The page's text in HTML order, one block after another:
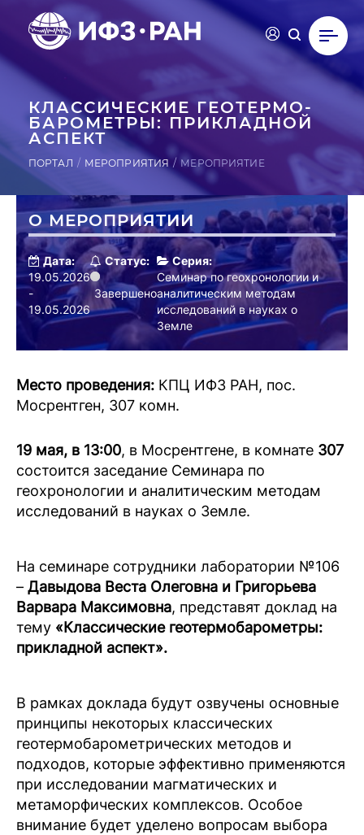
КЛАС­СИ­ЧЕС­КИЕ ГЕ­ОТЕР­МО­
БАРО­МЕТ­РЫ: ПРИК­ЛАДНОЙ
АСПЕКТ
ПОРТАЛ МЕРОПРИЯТИЯ МЕРОПРИЯТИЕ
О МЕРОПРИЯТИИ
Дата:
19.05.2026
-
19.05.2026
Статус:
Завершено
Серия:
Семинар по геохронологии и
аналитическим методам
исследований в науках о
Земле
Место проведения: КПЦ ИФЗ РАН, пос.
Мосрентген, 307 комн.
19 мая, в 13:00, в Мосрентгене, в комнате 307
состоится заседание Семинара по
геохронологии и аналитическим методам
исследований в науках о Земле.
На семинаре сотрудники лаборатории №106
– Давыдова Веста Олеговна и Григорьева
Варвара Максимовна, представят доклад на
тему «Классические геотермобарометры:
прикладной аспект».
В рамках доклада будут озвучены основные
принципы некоторых классических
геотермобарометрических методов и
подходов, которые эффективно применяются
при исследовании магматических и
метаморфических комплексов. Особое
внимание будет уделено вопросам выбора